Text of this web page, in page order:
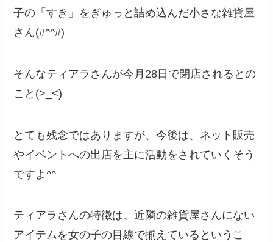
子の「すき」をぎゅっと詰め込んだ小さな雑貨屋
さん(#^^#)
そんなティアラさんが今月28日で閉店されるとの
こと(>_<)
とても残念ではありますが、今後は、ネット販売
やイベントへの出店を主に活動をされていくそう
ですよ^^
ティアラさんの特徴は、近隣の雑貨屋さんにない
アイテムを女の子の目線で揃えているというこ